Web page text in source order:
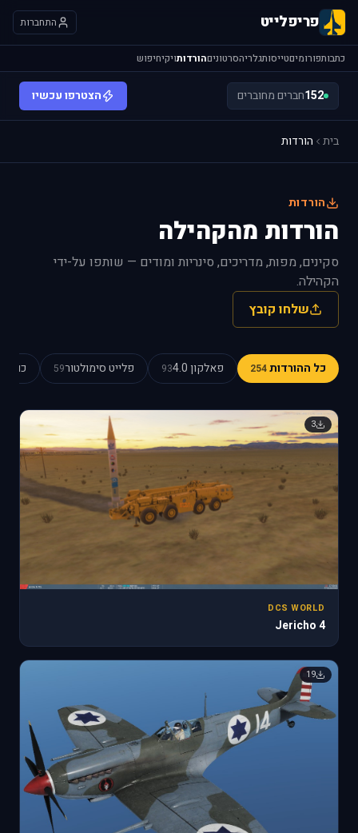
פריפלייט התחברות
כתבותפורומיםטייסותגלריהסרטוניםהורדותויקיחיפוש
152חברים מחוברים הצטרפו עכשיו
בית הורדות
הורדות
הורדות מהקהילה
סקינים, מפות, מדריכים, סינריות ומודים — שותפו על-ידי
הקהילה.
שלחו קובץ
כל ההורדות254 פאלקון 4.0 93 פלייט סימולטור59 כוכב
3
DCS WORLD
Jericho 4
19